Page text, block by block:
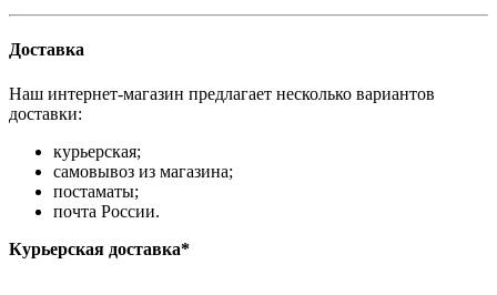
Доставка
Наш интернет-магазин предлагает несколько вариантов
доставки:
курьерская;
самовывоз из магазина;
постаматы;
почта России.
Курьерская доставка*